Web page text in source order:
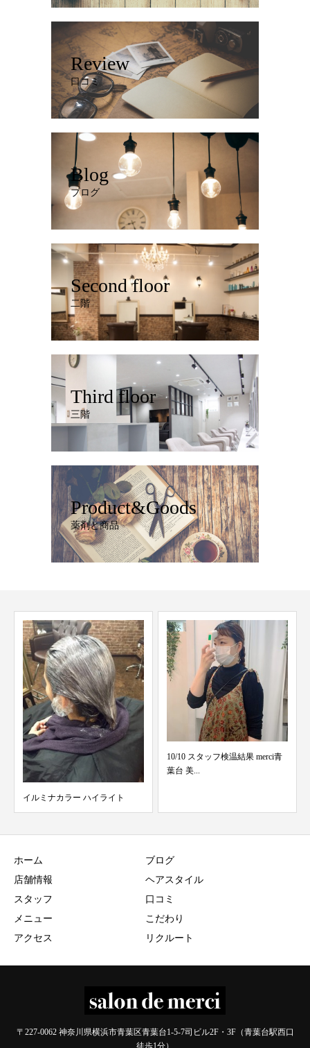
Review
口コミ
Blog
ブログ
Second floor
二階
Third floor
三階
Product&Goods
薬剤と商品
10/10 スタッフ検温結果 merci青
葉台 美...
1/11 スタッフ検温結果 merci青葉
台 美容...
ホーム
店舗情報
スタッフ
メニュー
アクセス
ブログ
ヘアスタイル
口コミ
こだわり
リクルート
〒227-0062 神奈川県横浜市青葉区青葉台1-5-7司ビル2F・3F（青葉台駅西口
徒歩1分）